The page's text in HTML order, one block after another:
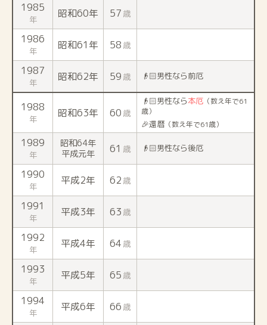
1985
年 昭和60年 57 歳
1986
年 昭和61年 58 歳
1987
年 昭和62年 59 歳 👴🏻男性なら前厄
1988
年 昭和63年 60 歳
👴🏻男性なら本厄（数え年で61
歳）
🎉還暦（数え年で61歳）
1989
年
昭和64年
平成元年
61 歳 👴🏻男性なら後厄
1990
年 平成2年 62 歳
1991
年 平成3年 63 歳
1992
年 平成4年 64 歳
1993
年 平成5年 65 歳
1994
年 平成6年 66 歳